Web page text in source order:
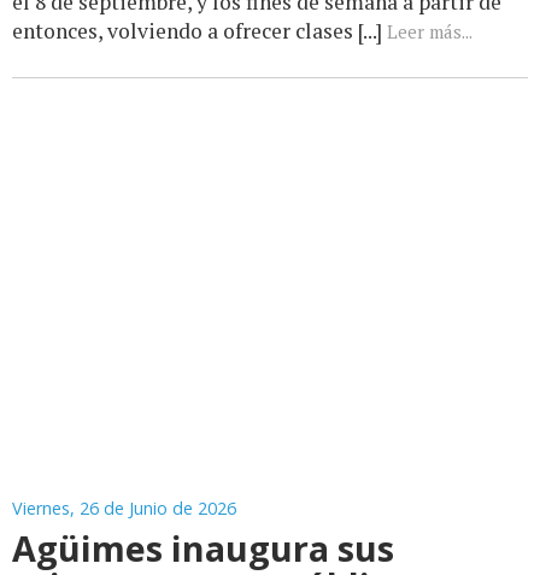
entonces, volviendo a ofrecer clases [...] Leer más...
Viernes, 26 de Junio de 2026
Agüimes inaugura sus